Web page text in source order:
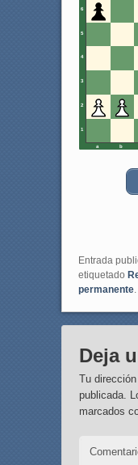
6
5
4
3
2
1
a b
Entrada
etiquetado
permanente.
Deja
Tu
publicada.
marcados